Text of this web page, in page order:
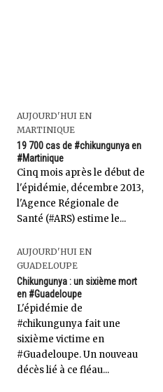
AUJOURD'HUI EN
MARTINIQUE
19 700 cas de #chikungunya en
#Martinique
Cinq mois après le début de
l'épidémie, décembre 2013,
l'Agence Régionale de
Santé (#ARS) estime le...
AUJOURD'HUI EN
GUADELOUPE
Chikungunya : un sixième mort
en #Guadeloupe
L'épidémie de
#chikungunya fait une
sixième victime en
#Guadeloupe. Un nouveau
décès lié à ce fléau...